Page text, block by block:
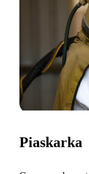
Piaskarka